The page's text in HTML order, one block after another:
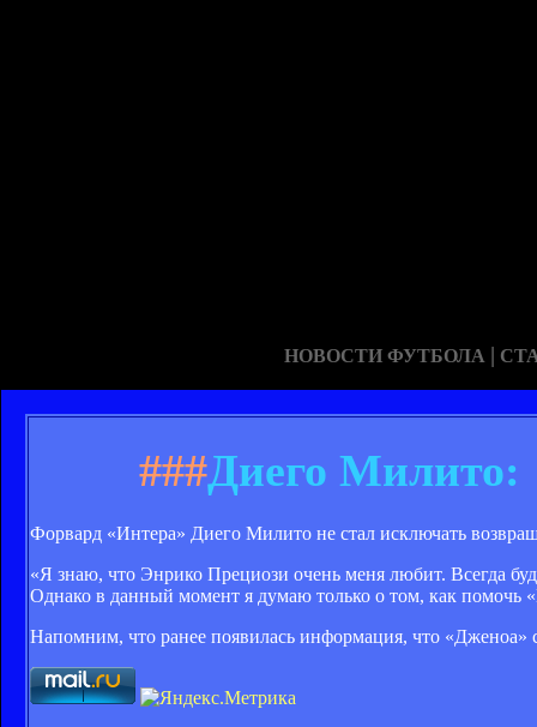
НОВОСТИ ФУТБОЛА |
###Диего
Форвард «Интера» Диего Милито не стал исключать
«Я знаю, что Энрико Прециози очень меня любит. Всегда
Однако в данный момент я думаю только о том, как помочь
Напомним, что ранее появилась информация, что «Дженоа»